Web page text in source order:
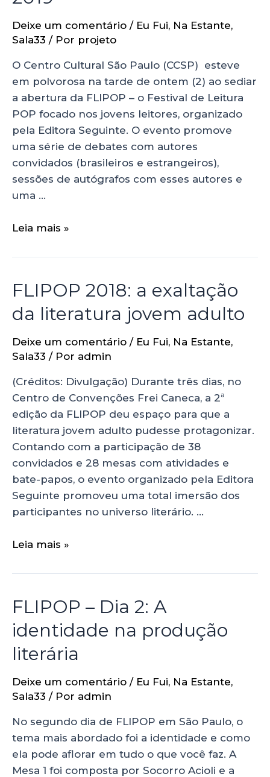
Deixe um comentário / Eu Fui, Na Estante,
Sala33 / Por projeto
O Centro Cultural São Paulo (CCSP) esteve
em polvorosa na tarde de ontem (2) ao sediar
a abertura da FLIPOP – o Festival de Leitura
POP focado nos jovens leitores, organizado
pela Editora Seguinte. O evento promove
uma série de debates com autores
convidados (brasileiros e estrangeiros),
sessões de autógrafos com esses autores e
uma …
Leia mais »
FLIPOP 2018: a exaltação
da literatura jovem adulto
Deixe um comentário / Eu Fui, Na Estante,
Sala33 / Por admin
(Créditos: Divulgação) Durante três dias, no
Centro de Convenções Frei Caneca, a 2ª
edição da FLIPOP deu espaço para que a
literatura jovem adulto pudesse protagonizar.
Contando com a participação de 38
convidados e 28 mesas com atividades e
bate-papos, o evento organizado pela Editora
Seguinte promoveu uma total imersão dos
participantes no universo literário. …
Leia mais »
FLIPOP – Dia 2: A
identidade na produção
literária
Deixe um comentário / Eu Fui, Na Estante,
Sala33 / Por admin
No segundo dia de FLIPOP em São Paulo, o
tema mais abordado foi a identidade e como
ela pode aflorar em tudo o que você faz. A
Mesa 1 foi composta por Socorro Acioli e a